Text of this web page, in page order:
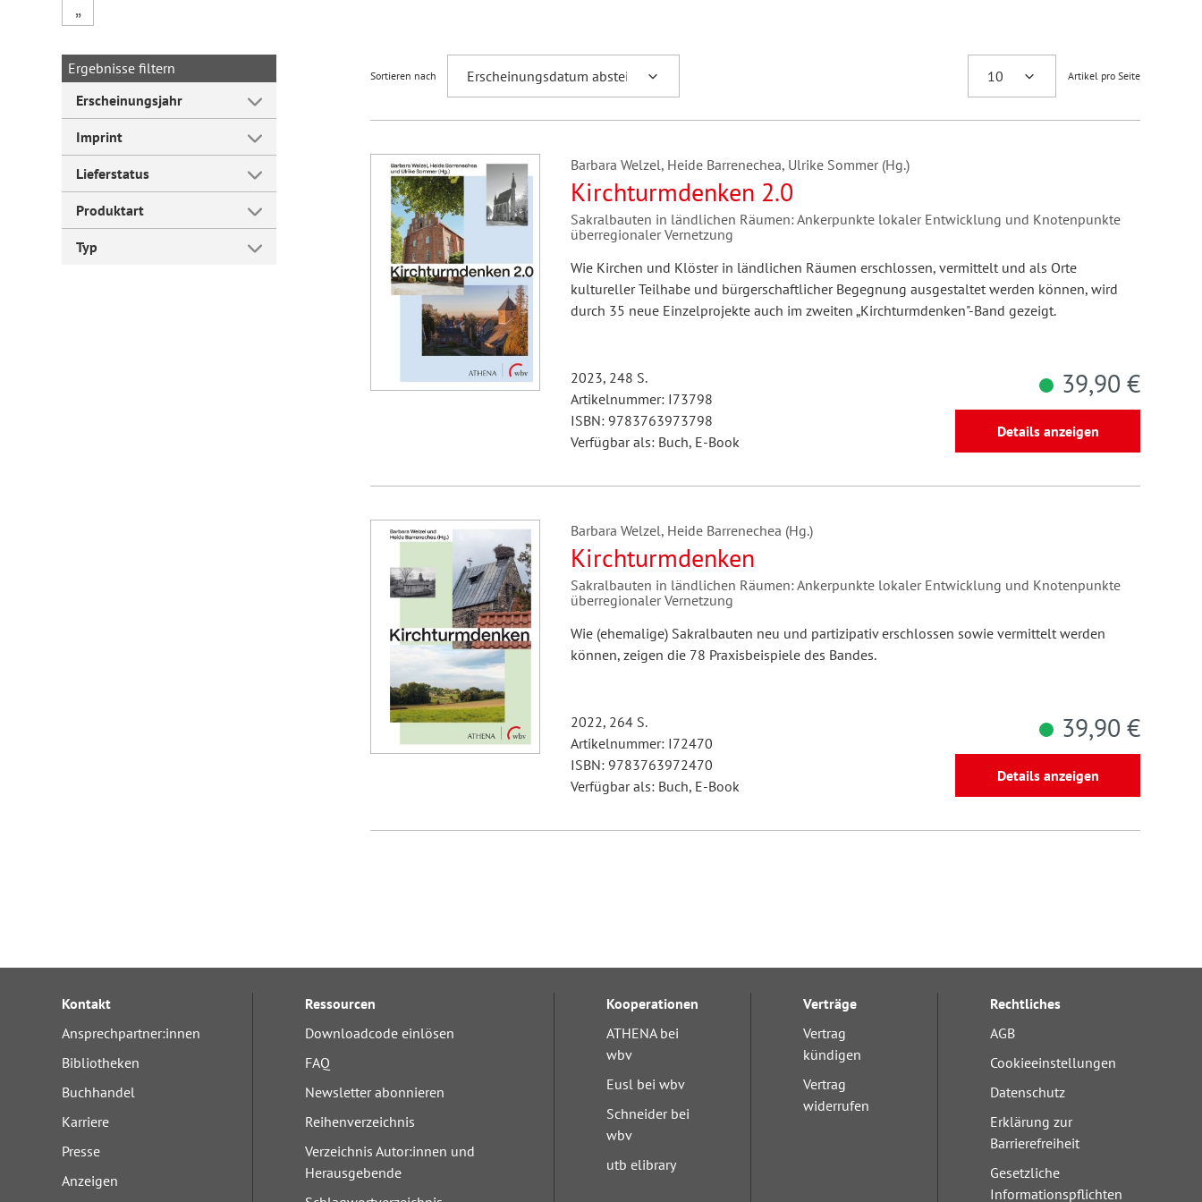
Forum Arbeitslehre
„
Ergebnisse filtern
Erscheinungsjahr
Imprint
Lieferstatus
Produktart
Typ
Sortieren nach Artikel pro Seite
Barbara Welzel, Heide Barrenechea, Ulrike Sommer (Hg.)
Kirchturmdenken 2.0
Sakralbauten in ländlichen Räumen: Ankerpunkte lokaler Entwicklung und Knotenpunkte
überregionaler Vernetzung
Wie Kirchen und Klöster in ländlichen Räumen erschlossen, vermittelt und als Orte
kultureller Teilhabe und bürgerschaftlicher Begegnung ausgestaltet werden können, wird
durch 35 neue Einzelprojekte auch im zweiten „Kirchturmdenken"-Band gezeigt.
2023, 248 S.
Artikelnummer: I73798
ISBN: 9783763973798
Verfügbar als: Buch, E-Book
39,90 €
Details anzeigen
Barbara Welzel, Heide Barrenechea (Hg.)
Kirchturmdenken
Sakralbauten in ländlichen Räumen: Ankerpunkte lokaler Entwicklung und Knotenpunkte
überregionaler Vernetzung
Wie (ehemalige) Sakralbauten neu und partizipativ erschlossen sowie vermittelt werden
können, zeigen die 78 Praxisbeispiele des Bandes.
2022, 264 S.
Artikelnummer: I72470
ISBN: 9783763972470
Verfügbar als: Buch, E-Book
39,90 €
Details anzeigen
Kontakt
Ansprechpartner:innen
Bibliotheken
Buchhandel
Karriere
Presse
Anzeigen
Ressourcen
Downloadcode einlösen
FAQ
Newsletter abonnieren
Reihenverzeichnis
Verzeichnis Autor:innen und
Herausgebende
Kooperationen
ATHENA bei
wbv
Eusl bei wbv
Schneider bei
wbv
utb elibrary
Verträge
Vertrag
kündigen
Vertrag
widerrufen
Rechtliches
AGB
Cookieeinstellungen
Datenschutz
Erklärung zur
Barrierefreiheit
Gesetzliche
Informationspflichten